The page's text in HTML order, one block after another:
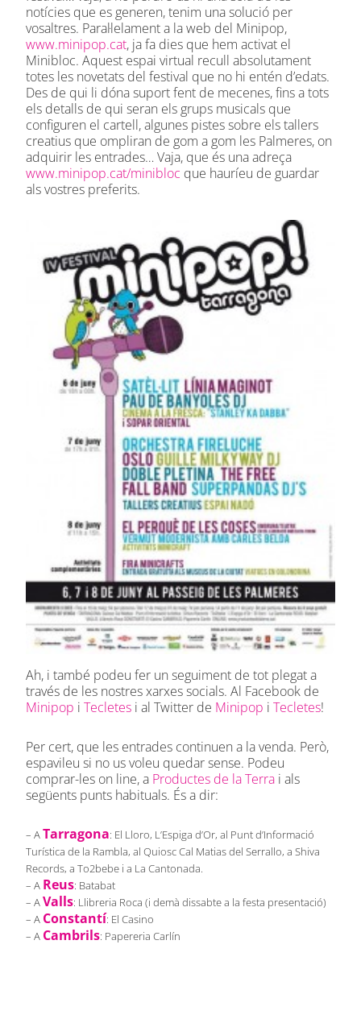
notícies que es generen, tenim una solució per
vosaltres. Paral·lelament a la web del Minipop,
www.minipop.cat, ja fa dies que hem activat el
Minibloc. Aquest espai virtual recull absolutament
totes les novetats del festival que no hi entén d’edats.
Des de qui li dóna suport fent de mecenes, fins a tots
els detalls de qui seran els grups musicals que
configuren el cartell, algunes pistes sobre els tallers
creatius que ompliran de gom a gom les Palmeres, on
adquirir les entrades… Vaja, que és una adreça
www.minipop.cat/minibloc que hauríeu de guardar
als vostres preferits.
Ah, i també podeu fer un seguiment de tot plegat a
través de les nostres xarxes socials. Al Facebook de
Minipop i Tecletes i al Twitter de Minipop i Tecletes!
Per cert, que les entrades continuen a la venda. Però,
espavileu si no us voleu quedar sense. Podeu
comprar-les on line, a Productes de la Terra i als
següents punts habituals. És a dir:
– ATarragona: El Lloro, L’Espiga d’Or, al Punt d’Informació
Turística de la Rambla, al Quiosc Cal Matias del Serrallo, a Shiva
Records, a To2bebe i a La Cantonada.
– A Reus: Batabat
– AValls: Llibreria Roca (i demà dissabte a la festa presentació)
– A Constantí: El Casino
– A Cambrils: Papereria Carlín